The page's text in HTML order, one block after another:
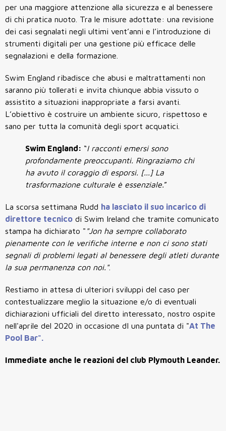
per una maggiore attenzione alla sicurezza e al benessere
di chi pratica nuoto. Tra le misure adottate: una revisione
dei casi segnalati negli ultimi vent’anni e l’introduzione di
strumenti digitali per una gestione più efficace delle
segnalazioni e della formazione.
Swim England ribadisce che abusi e maltrattamenti non
saranno più tollerati e invita chiunque abbia vissuto o
assistito a situazioni inappropriate a farsi avanti.
L’obiettivo è costruire un ambiente sicuro, rispettoso e
sano per tutta la comunità degli sport acquatici.
Swim England: “I racconti emersi sono
profondamente preoccupanti. Ringraziamo chi
ha avuto il coraggio di esporsi. [...] La
trasformazione culturale è essenziale.”
La scorsa settimana Rudd ha lasciato il suo incarico di
direttore tecnico di Swim Ireland che tramite comunicato
stampa ha dichiarato " "Jon ha sempre collaborato
pienamente con le verifiche interne e non ci sono stati
segnali di problemi legati al benessere degli atleti durante
la sua permanenza con noi.".
Restiamo in attesa di ulteriori sviluppi del caso per
contestualizzare meglio la situazione e/o di eventuali
dichiarazioni ufficiali del diretto interessato, nostro ospite
nell'aprile del 2020 in occasione dI una puntata di "At The
Pool Bar".
Immediate anche le reazioni del club Plymouth Leander.